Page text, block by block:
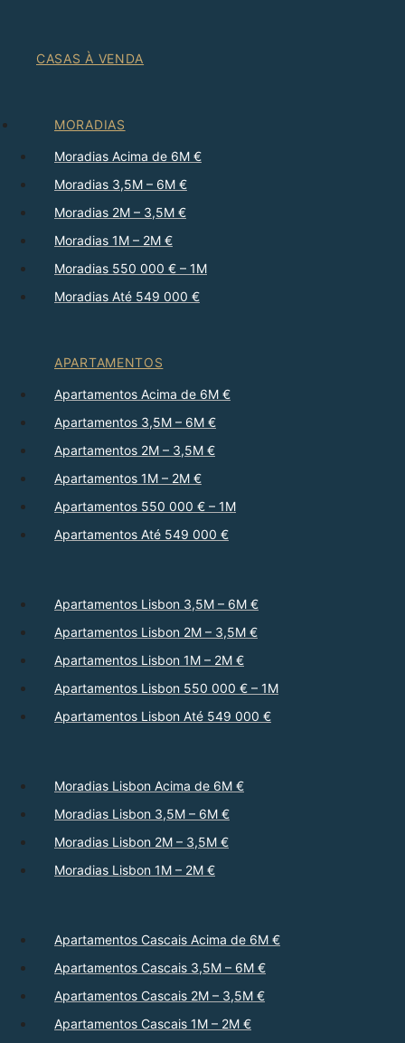
CASAS À VENDA
MORADIAS
Moradias Acima de 6M €
Moradias 3,5M – 6M €
Moradias 2M – 3,5M €
Moradias 1M – 2M €
Moradias 550 000 € – 1M
Moradias Até 549 000 €
APARTAMENTOS
Apartamentos Acima de 6M €
Apartamentos 3,5M – 6M €
Apartamentos 2M – 3,5M €
Apartamentos 1M – 2M €
Apartamentos 550 000 € – 1M
Apartamentos Até 549 000 €
Apartamentos Lisbon 3,5M – 6M €
Apartamentos Lisbon 2M – 3,5M €
Apartamentos Lisbon 1M – 2M €
Apartamentos Lisbon 550 000 € – 1M
Apartamentos Lisbon Até 549 000 €
Moradias Lisbon Acima de 6M €
Moradias Lisbon 3,5M – 6M €
Moradias Lisbon 2M – 3,5M €
Moradias Lisbon 1M – 2M €
Apartamentos Cascais Acima de 6M €
Apartamentos Cascais 3,5M – 6M €
Apartamentos Cascais 2M – 3,5M €
Apartamentos Cascais 1M – 2M €